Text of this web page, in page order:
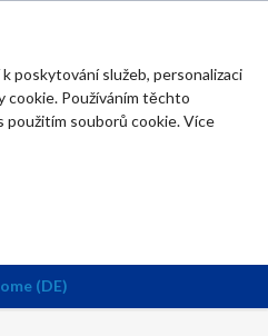
poskytování služeb, personalizaci
cookie. Používáním těchto
souborů cookie. Více